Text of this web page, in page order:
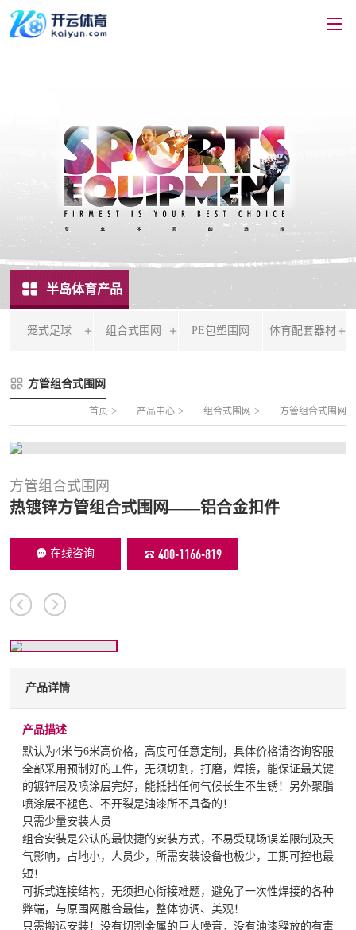
半岛体育产品
笼式足球
FLZ-B 夹芯板笼式足球
FLZ-C 半格栅笼式足球
FLZ-D PE包塑笼式足球
组合式围网
方管组合式围网
片装组合式围网
PE包塑围网 体育配套器材
方管组合式围网
首页 > 产品中心 > 组合式围网 > 方管组合式围网
方管组合式围网
热镀锌方管组合式围网——铝合金扣件
在线咨询 400-1166-819
产品详情
产品描述
默认为4米与6米高价格，高度可任意定制，具体价格请咨询客服
全部采用预制好的工件，无须切割，打磨，焊接，能保证最关键
的镀锌层及喷涂层完好，能抵挡任何气候长生不生锈！另外聚脂
喷涂层不褪色、不开裂是油漆所不具备的！
只需少量安装人员
组合安装是公认的最快捷的安装方式，不易受现场误差限制及天
气影响，占地小，人员少，所需安装设备也极少，工期可控也最
短！
可拆式连接结构，无须担心衔接难题，避免了一次性焊接的各种
弊端，与原围网融合最佳，整体协调、美观！
只需搬运安装！没有切割金属的巨大噪音，没有油漆释放的有毒